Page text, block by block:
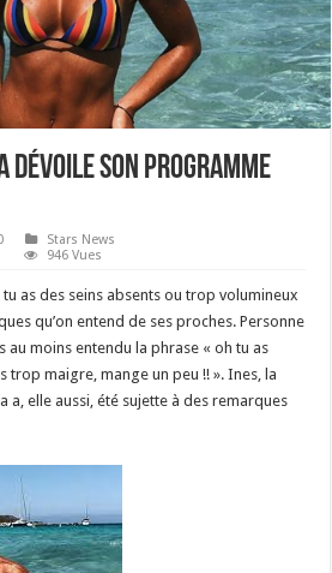
dévoile son programme
Stars News
946 Vues
as des seins absents ou trop volumineux
qu’on entend de ses proches. Personne
au moins entendu la phrase « oh tu as
trop maigre, mange un peu !! ». Ines, la
a, elle aussi, été sujette à des remarques